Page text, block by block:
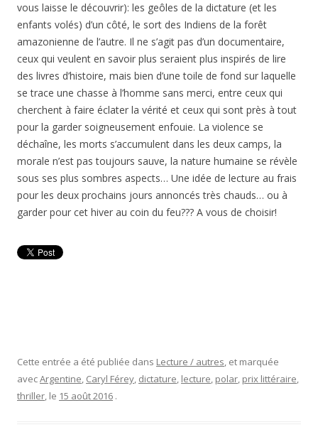
vous laisse le découvrir): les geôles de la dictature (et les
enfants volés) d’un côté, le sort des Indiens de la forêt
amazonienne de l’autre. Il ne s’agit pas d’un documentaire,
ceux qui veulent en savoir plus seraient plus inspirés de lire
des livres d’histoire, mais bien d’une toile de fond sur laquelle
se trace une chasse à l’homme sans merci, entre ceux qui
cherchent à faire éclater la vérité et ceux qui sont près à tout
pour la garder soigneusement enfouie. La violence se
déchaîne, les morts s’accumulent dans les deux camps, la
morale n’est pas toujours sauve, la nature humaine se révèle
sous ses plus sombres aspects… Une idée de lecture au frais
pour les deux prochains jours annoncés très chauds… ou à
garder pour cet hiver au coin du feu??? A vous de choisir!
Cette entrée a été publiée dans Lecture / autres, et marquée
avecArgentine, Caryl Férey, dictature, lecture, polar, prix littéraire,
thriller, le 15 août 2016 .